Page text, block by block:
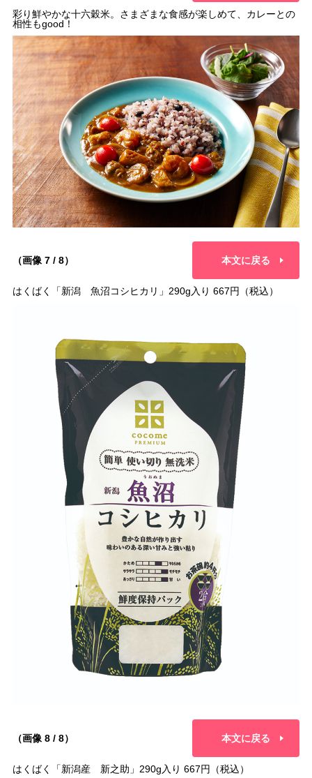
彩り鮮やかな十六穀米。さまざまな食感が楽しめて、カレーとの
相性もgood！
（画像 7 / 8） 本文に戻る
はくばく「新潟 魚沼コシヒカリ」290g入り 667円（税込）
（画像 8 / 8） 本文に戻る
はくばく「新潟産 新之助」290g入り 667円（税込）